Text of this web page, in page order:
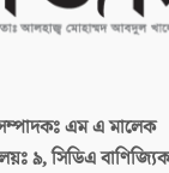
এম এ মালেক
৯, সিডিএ